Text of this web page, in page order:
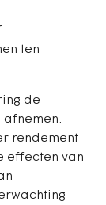
ten
de
afnemen.
rendement
effecten van